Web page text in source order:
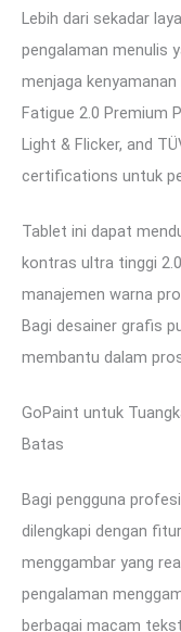
Lebih dari sekadar
pengalaman menulis
menjaga
Fatigue 2.0 Premium
Light & Flicker, and
certifications untuk
Tablet ini dapat
kontras ultra tinggi
manajemen warna
Bagi desainer grafis
membantu dalam
GoPaint untuk
Batas
Bagi pengguna
dilengkapi dengan
menggambar yang
pengalaman
berbagai macam